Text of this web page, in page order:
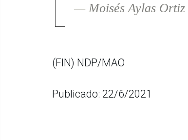
— Moisés Aylas Ortiz
(FIN) NDP/MAO
Publicado: 22/6/2021